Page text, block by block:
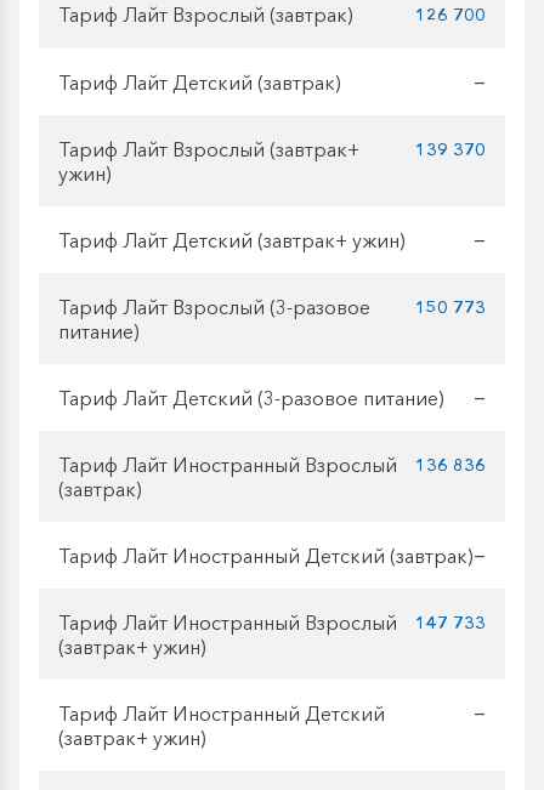
Тариф Лайт Взрослый (завтрак) 126 700
Тариф Лайт Детский (завтрак) —
Тариф Лайт Взрослый (завтрак+
ужин)
139 370
Тариф Лайт Детский (завтрак+ ужин) —
Тариф Лайт Взрослый (3-разовое
питание)
150 773
Тариф Лайт Детский (3-разовое питание) —
Тариф Лайт Иностранный Взрослый
(завтрак)
136 836
Тариф Лайт Иностранный Детский (завтрак)—
Тариф Лайт Иностранный Взрослый
(завтрак+ ужин)
147 733
Тариф Лайт Иностранный Детский
(завтрак+ ужин)
—